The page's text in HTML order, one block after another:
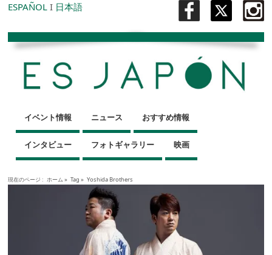
ESPAÑOL I 日本語
イベント情報 ニュース おすすめ情報
インタビュー フォトギャラリー 映画
現在のページ : ホーム » Tag » Yoshida Brothers